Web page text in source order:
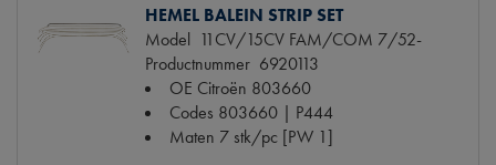
HEMEL BALEIN STRIP SET
Model 11CV/15CV FAM/COM 7/52-
Productnummer 6920113
OE Citroën 803660
Codes 803660 | P444
Maten 7 stk/pc [PW 1]